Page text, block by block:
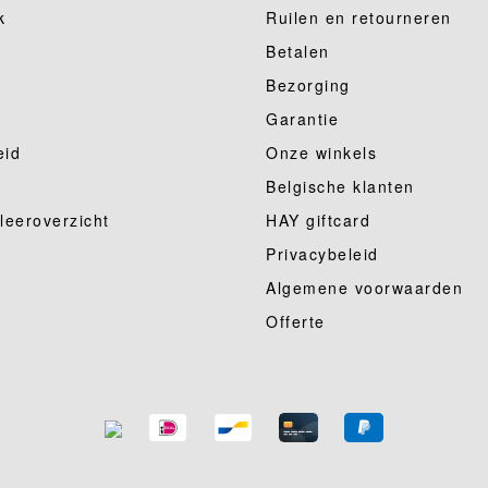
Ruilen en retourneren
Betalen
Bezorging
Garantie
Onze winkels
Belgische klanten
HAY giftcard
Privacybeleid
Algemene voorwaarden
Offerte